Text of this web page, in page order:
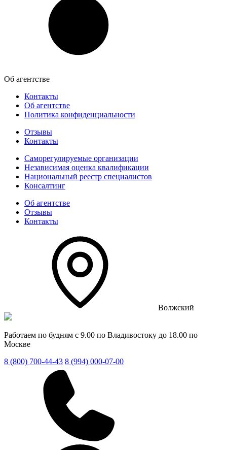
Об агентстве
Контакты
Об агентстве
Политика конфиденциальности
Отзывы
Контакты
Саморегулируемые организации
Независимая оценка квалификации
Национальный реестр специалистов
Консалтинг
Об агентстве
Отзывы
Контакты
Волжский
Работаем по будням с 9.00 по Владивостоку до 18.00 по
Москве
8 (800) 700-44-43 8 (994) 000-07-00